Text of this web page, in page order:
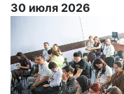
30 июля 2026